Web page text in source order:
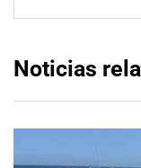
Noticias